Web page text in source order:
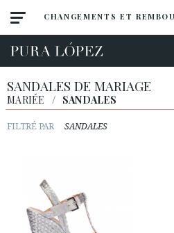
CHANGEMENTS ET
Toutes
SANDALES DE MARIAGE
MARIÉE / SANDALES
FILTRÉ PAR SANDALES